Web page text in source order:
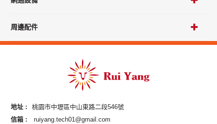
周邊配件
地址 :
桃園市中壢區中山東路二段546號
信箱 :
ruiyang.tech01@gmail.com